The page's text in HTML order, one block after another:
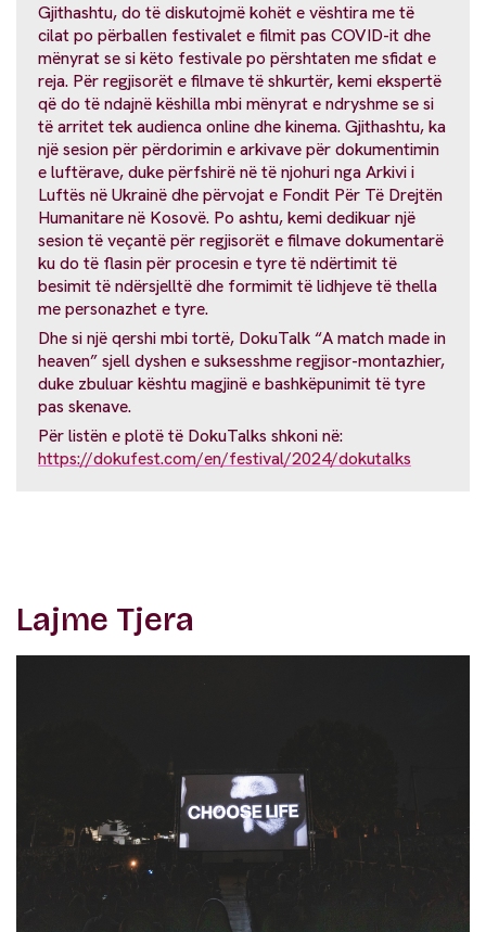
Gjithashtu, do të diskutojmë kohët e vështira me të
cilat po përballen festivalet e filmit pas COVID-it dhe
mënyrat se si këto festivale po përshtaten me sfidat e
reja. Për regjisorët e filmave të shkurtër, kemi ekspertë
që do të ndajnë këshilla mbi mënyrat e ndryshme se si
të arritet tek audienca online dhe kinema. Gjithashtu, ka
një sesion për përdorimin e arkivave për dokumentimin
e luftërave, duke përfshirë në të njohuri nga Arkivi i
Luftës në Ukrainë dhe përvojat e Fondit Për Të Drejtën
Humanitare në Kosovë. Po ashtu, kemi dedikuar një
sesion të veçantë për regjisorët e filmave dokumentarë
ku do të flasin për procesin e tyre të ndërtimit të
besimit të ndërsjelltë dhe formimit të lidhjeve të thella
me personazhet e tyre.
Dhe si një qershi mbi tortë, DokuTalk “A match made in
heaven” sjell dyshen e suksesshme regjisor-montazhier,
duke zbuluar kështu magjinë e bashkëpunimit të tyre
pas skenave.
Për listën e plotë të DokuTalks shkoni në:
https://dokufest.com/en/festival/2024/dokutalks
Lajme Tjera